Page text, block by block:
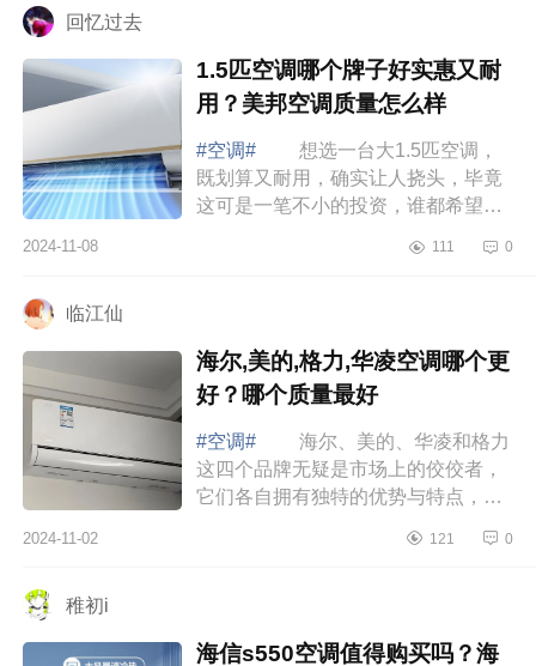
回忆过去
1.5匹空调哪个牌子好实惠又耐
用？美邦空调质量怎么样
#空调#
想选一台大1.5匹空调，
既划算又耐用，确实让人挠头，毕竟
这可是一笔不小的投资，谁都希望能
大家介绍下1.5匹空调哪个牌子好实惠
2024-11-08 111 0
临江仙
海尔,美的,格力,华凌空调哪个更
好？哪个质量最好
#空调#
海尔、美的、华凌和格力
这四个品牌无疑是市场上的佼佼者，
它们各自拥有独特的优势与特点，满
家介绍下海尔,美的,格力,华凌空调哪
2024-11-02 121 0
稚初i
海信s550空调值得购买吗？海